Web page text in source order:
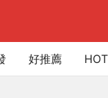
好推薦